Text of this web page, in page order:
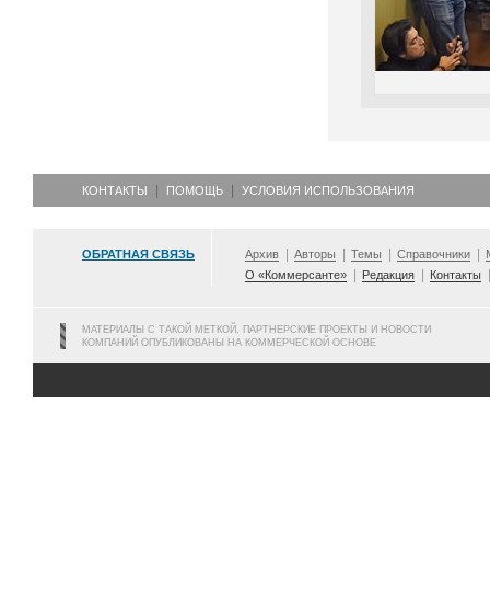
КОНТАКТЫ ПОМОЩЬ УСЛОВИЯ ИСПОЛЬЗОВАНИЯ
ОБРАТНАЯ СВЯЗЬ Архив Авторы Темы Справочники
О «Коммерсанте»
Редакция Контакты
МАТЕРИАЛЫ С ТАКОЙ МЕТКОЙ, ПАРТНЕРСКИЕ ПРОЕКТЫ И НОВОСТИ
КОМПАНИЙ ОПУБЛИКОВАНЫ НА КОММЕРЧЕСКОЙ ОСНОВЕ